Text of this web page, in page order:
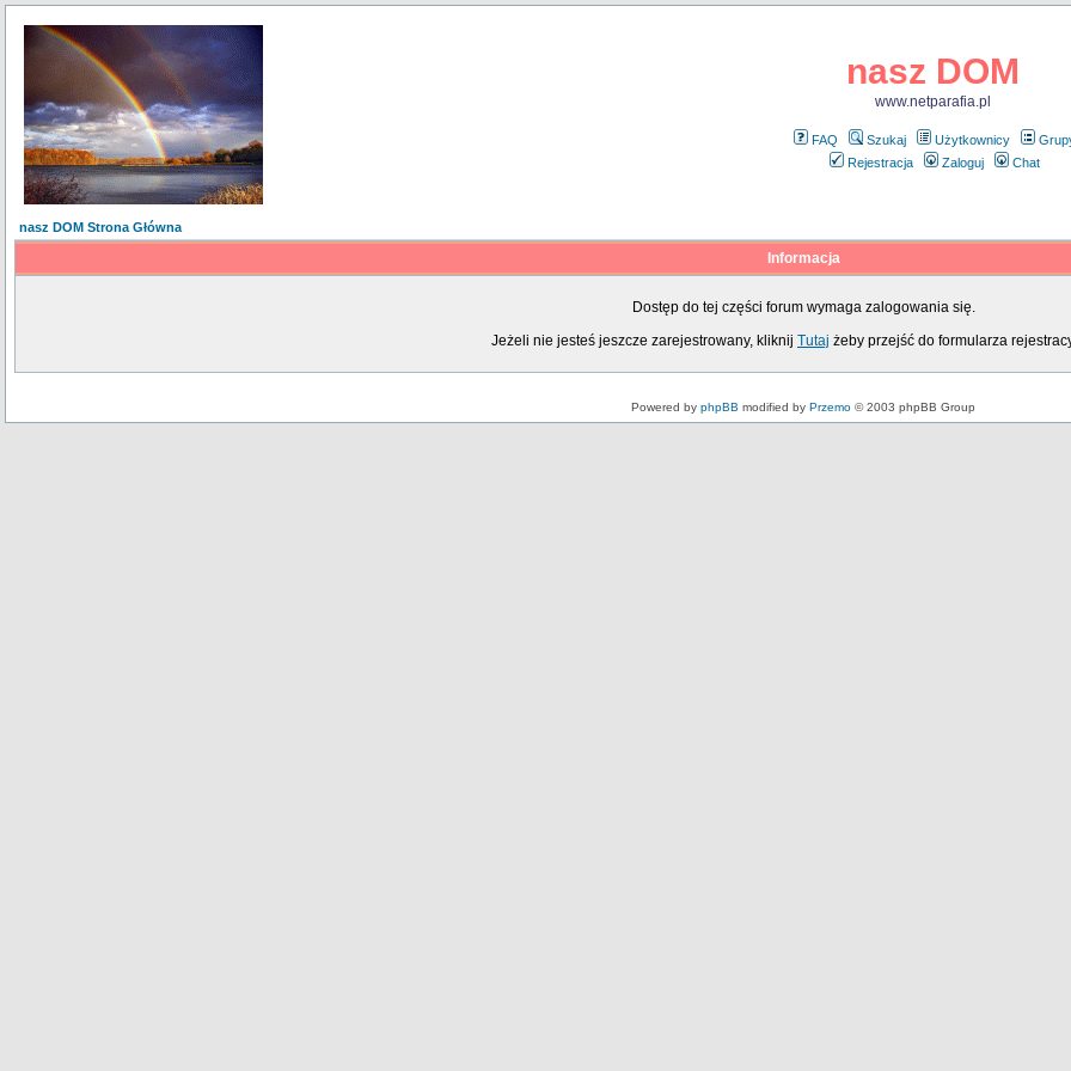
nasz DOM
www.netparafia.pl
FAQ Szukaj Użytkownicy
Rejestracja
Zaloguj Chat
nasz DOM Strona Główna
Informacja
Dostęp do tej części forum wymaga zalogowania się.
Jeżeli nie jesteś jeszcze zarejestrowany, kliknij Tutaj żeby przejść do formularza
Powered by phpBB modified by Przemo © 2003 phpBB Group